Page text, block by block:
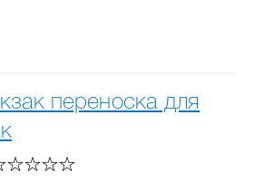
переноска для